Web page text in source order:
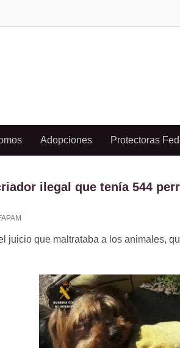
Adopciones Protectoras
ilegal que tenía 544
juicio que maltrataba a los animales,